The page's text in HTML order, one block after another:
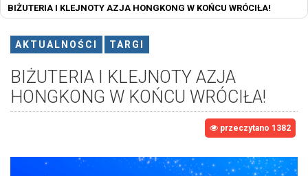
BIŻUTERIA I KLEJNOTY AZJA HONGKONG W KOŃCU WRÓCIŁA!
AKTUALNOŚCI TARGI
BIŻUTERIA I KLEJNOTY AZJA
HONGKONG W KOŃCU WRÓCIŁA!
przeczytano 1382